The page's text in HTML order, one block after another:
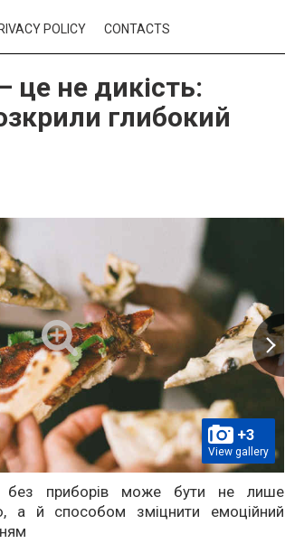
POLICY CONTACTS
це не дикість:
глибокий
+3
View gallery
без приборів може бути не лише
а й способом зміцнити емоційний